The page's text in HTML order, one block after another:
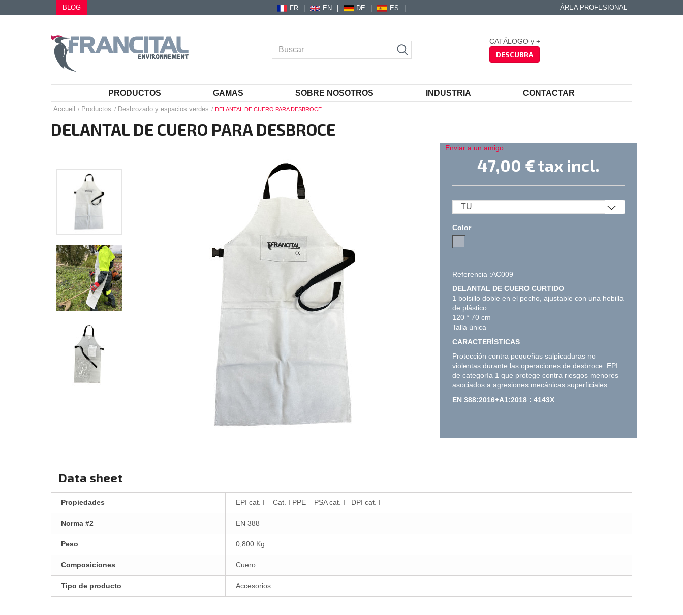
BLOG FR EN DE ES ÁREA PROFESIONAL
CATÁLOGO y +
DESCUBRA
PRODUCTOS GAMAS SOBRE NOSOTROS INDUSTRIA CONTACTAR
Accueil Productos Desbrozado y espacios verdes DELANTAL DE CUERO PARA DESBROCE
DELANTAL DE CUERO PARA DESBROCE
Enviar a un amigo
47,00 €tax incl.
Color
Referencia :AC009
DELANTAL DE CUERO CURTIDO
1 bolsillo doble en el pecho, ajustable con una hebilla
de plástico
120 * 70 cm
Talla única
CARACTERÍSTICAS
Protección contra pequeñas salpicaduras no
violentas durante las operaciones de desbroce. EPI
de categoría 1 que protege contra riesgos menores
asociados a agresiones mecánicas superficiales.
EN 388:2016+A1:2018 : 4143X
Data sheet
Propiedades EPI cat. I – Cat. I PPE – PSA cat. I– DPI cat. I
Norma #2 EN 388
Peso 0,800 Kg
Composiciones Cuero
Tipo de producto Accesorios